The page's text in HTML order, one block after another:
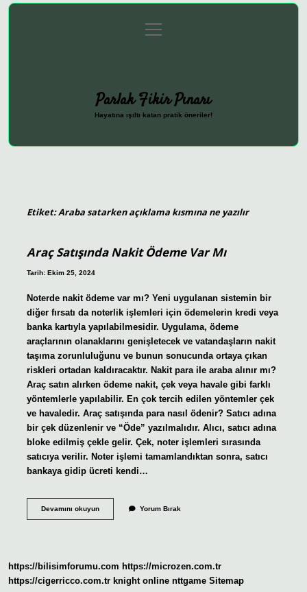
Gizlilik Politikası
menüyü
aç
Parlak Fikir Pınarı
Hayatına ışıltı katan pratik öneriler!
Etiket:Araba satarken açıklama kısmına ne yazılır
Araç Satışında Nakit Ödeme Var Mı
Tarih: Ekim 25, 2024
Noterde nakit ödeme var mı? Yeni uygulanan sistemin bir
diğer fırsatı da noterlik işlemleri için ödemelerin kredi veya
banka kartıyla yapılabilmesidir. Uygulama, ödeme
araçlarının olanaklarını genişletecek ve vatandaşların nakit
taşıma zorunluluğunu ve bunun sonucunda ortaya çıkan
riskleri ortadan kaldıracaktır. Nakit para ile araba alınır mı?
Araç satın alırken ödeme nakit, çek veya havale gibi farklı
yöntemlerle yapılabilir. En çok tercih edilen yöntemler çek
ve havaledir. Araç satışında para nasıl ödenir? Satıcı adına
bir çek düzenlenir ve “Öde” yazılmalıdır. Alıcı, satıcı adına
bloke edilmiş çekle gelir. Çek, noter işlemleri sırasında
satıcıya verilir. Noter işlemi tamamlandıktan sonra, satıcı
bankaya gidip ücreti kendi…
Devamını okuyunAraç
Yorum Bırak
https://bilisimforumu.com https://microzen.com.tr
https://cigerricco.com.tr knight online nttgame Sitemap